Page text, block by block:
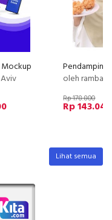
Mockup
oleh rambat
Rp 178.800
Rp 143.040
Lihat semua